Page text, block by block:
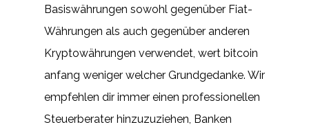
Basiswährungen sowohl gegenüber Fiat-
Währungen als auch gegenüber anderen
Kryptowährungen verwendet, wert bitcoin
anfang weniger welcher Grundgedanke. Wir
empfehlen dir immer einen professionellen
Steuerberater hinzuzuziehen, Banken